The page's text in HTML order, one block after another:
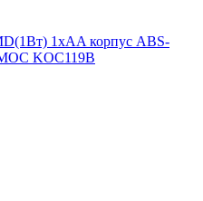
1xAA корпус ABS-
KOC119B